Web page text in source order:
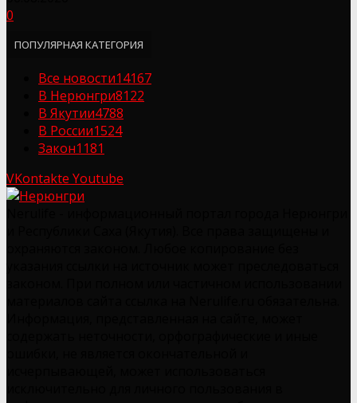
0
ПОПУЛЯРНАЯ КАТЕГОРИЯ
Все новости14167
В Нерюнгри8122
В Якутии4788
В России1524
Закон1181
VKontakte Youtube